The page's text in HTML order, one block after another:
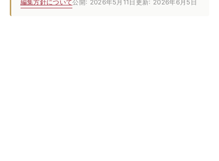
編集方針について公開: 2026年5月11日更新: 2026年6月5日